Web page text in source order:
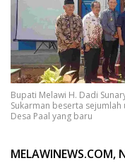
Bupati Melawi H. Dadi
Sukarman beserta
Desa Paal yang baru
MELAWINEWS.COM,